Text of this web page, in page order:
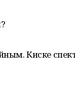
Киске